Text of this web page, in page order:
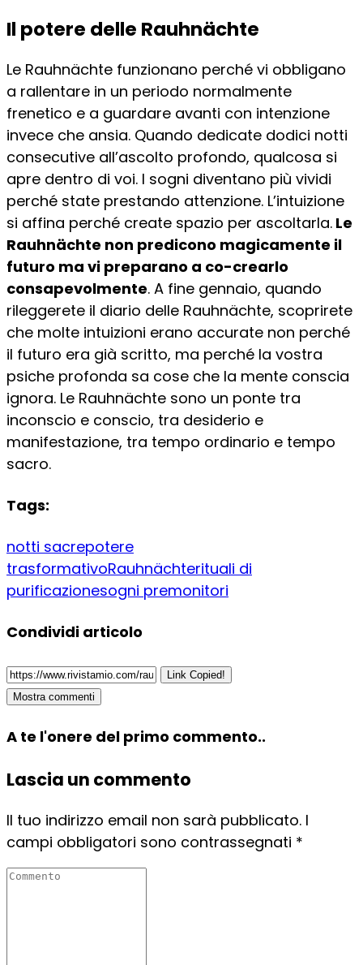
Il potere delle Rauhnächte
Le Rauhnächte funzionano perché vi obbligano
a rallentare in un periodo normalmente
frenetico e a guardare avanti con intenzione
invece che ansia. Quando dedicate dodici notti
consecutive all’ascolto profondo, qualcosa si
apre dentro di voi. I sogni diventano più vividi
perché state prestando attenzione. L’intuizione
si affina perché create spazio per ascoltarla. Le
Rauhnächte non predicono magicamente il
futuro ma vi preparano a co-crearlo
consapevolmente. A fine gennaio, quando
rileggerete il diario delle Rauhnächte, scoprirete
che molte intuizioni erano accurate non perché
il futuro era già scritto, ma perché la vostra
psiche profonda sa cose che la mente conscia
ignora. Le Rauhnächte sono un ponte tra
inconscio e conscio, tra desiderio e
manifestazione, tra tempo ordinario e tempo
sacro.
Tags:
notti sacrepotere
trasformativoRauhnächterituali di
purificazionesogni premonitori
Condividi articolo
Link Copied!
Mostra commenti
A te l'onere del primo commento..
Lascia un commento
Il tuo indirizzo email non sarà pubblicato. I
campi obbligatori sono contrassegnati *